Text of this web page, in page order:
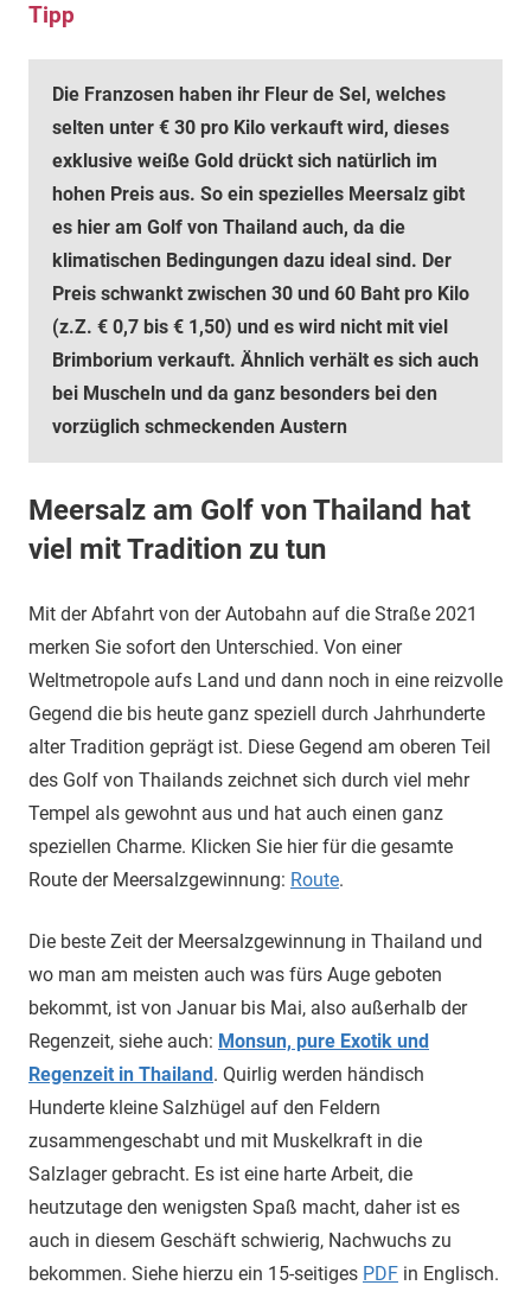
Tipp
Die Franzosen haben ihr Fleur de Sel, welches
selten unter € 30 pro Kilo verkauft wird, dieses
exklusive weiße Gold drückt sich natürlich im
hohen Preis aus. So ein spezielles Meersalz gibt
es hier am Golf von Thailand auch, da die
klimatischen Bedingungen dazu ideal sind. Der
Preis schwankt zwischen 30 und 60 Baht pro Kilo
(z.Z. € 0,7 bis € 1,50) und es wird nicht mit viel
Brimborium verkauft. Ähnlich verhält es sich auch
bei Muscheln und da ganz besonders bei den
vorzüglich schmeckenden Austern
Meersalz am Golf von Thailand hat
viel mit Tradition zu tun
Mit der Abfahrt von der Autobahn auf die Straße 2021
merken Sie sofort den Unterschied. Von einer
Weltmetropole aufs Land und dann noch in eine reizvolle
Gegend die bis heute ganz speziell durch Jahrhunderte
alter Tradition geprägt ist. Diese Gegend am oberen Teil
des Golf von Thailands zeichnet sich durch viel mehr
Tempel als gewohnt aus und hat auch einen ganz
speziellen Charme. Klicken Sie hier für die gesamte
Route der Meersalzgewinnung: Route.
Die beste Zeit der Meersalzgewinnung in Thailand und
wo man am meisten auch was fürs Auge geboten
bekommt, ist von Januar bis Mai, also außerhalb der
Regenzeit, siehe auch: Monsun, pure Exotik und
Regenzeit in Thailand . Quirlig werden händisch
Hunderte kleine Salzhügel auf den Feldern
zusammengeschabt und mit Muskelkraft in die
Salzlager gebracht. Es ist eine harte Arbeit, die
heutzutage den wenigsten Spaß macht, daher ist es
auch in diesem Geschäft schwierig, Nachwuchs zu
bekommen. Siehe hierzu ein 15-seitiges PDF in Englisch.